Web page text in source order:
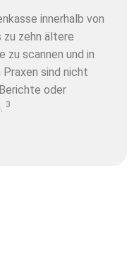
innerhalb von
zehn ältere
zu scannen und in
sind nicht
oder
3